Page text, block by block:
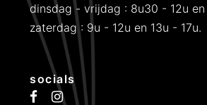
dinsdag - vrijdag : 8u30 - 12u en
zaterdag : 9u - 12u en 13u - 17u.
socials